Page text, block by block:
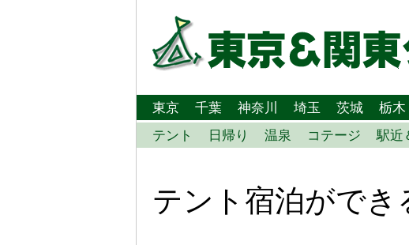
東京 千葉 神奈川 埼玉 茨城 栃木
テント
日帰り 温泉 コテージ 駅近
テント宿泊がで